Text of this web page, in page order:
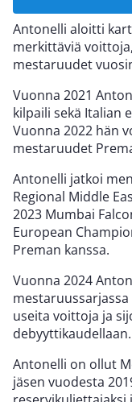
Antonelli aloitti
merkittäviä
mestaruudet
Vuonna 2021
kilpaili sekä Italian
Vuonna 2022 hän
mestaruudet
Antonelli jatkoi
Regional Middle
2023 Mumbai
European
Preman kanssa.
Vuonna 2024
useita voittoja ja
debyyttikaudellaan.
Antonelli on ollut
jäsen vuodesta